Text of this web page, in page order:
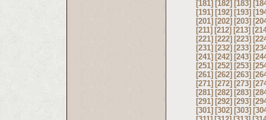
[181] [182] [183]
[191] [192] [193]
[201] [202] [203]
[211] [212] [213]
[221] [222] [223]
[231] [232] [233]
[241] [242] [243]
[251] [252] [253]
[261] [262] [263]
[271] [272] [273]
[281] [282] [283]
[291] [292] [293]
[301] [302] [303]